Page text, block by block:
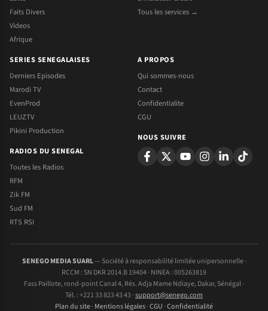
Faits Divers
Videos
Afrique
Tous les services →
SERIES SENEGALAISES
Derniers Episodes
Marodi TV
EvenProd
LEUZTV
Pikini Production
RADIOS DU SENEGAL
Toutes les Radios
RFM
Zik FM
Sud FM
RTS RSI
A PROPOS
Qui sommes-nous
Contact
Confidentialite
CGU
NOUS SUIVRE
SENEGO MEDIA SUARL— Société à responsabilité limitée unipersonnelle ·
RCCM : SN DKR 2014.B 19404 · NINEA : 005263819
Fass Paillote, rond-point Canal 4, Rés. Adja Mame Ndiaye, Dakar, Sénégal ·
Tél. : +221 33 823 43 43 ·support@senego.com
Plan du site· Mentions légales·CGU ·Confidentialité